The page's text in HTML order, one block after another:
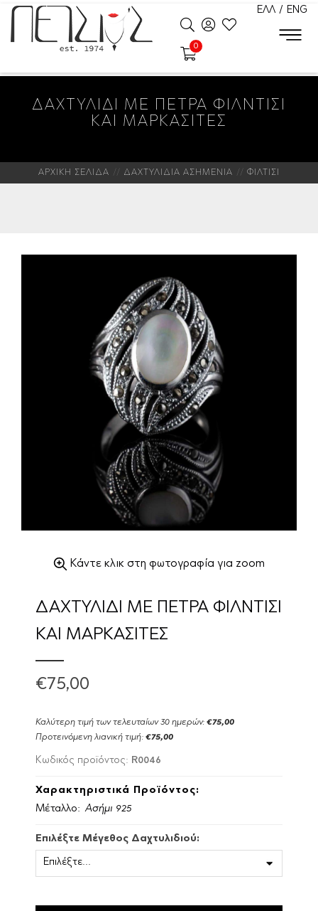
ΕΛΛ / ENG
0
ΔΑΧΤΥΛΙΔΙ ΜΕ ΠΕΤΡΑ ΦΙΛΝΤΙΣΙ
ΚΑΙ ΜΑΡΚΑΣΙΤΕΣ
ΑΡΧΙΚΗ ΣΕΛΙΔΑ ΔΑΧΤΥΛΙΔΙΑ ΑΣΗΜΕΝΙΑ ΦΙΛΤΙΣΙ
Κάντε κλικ στη φωτογραφία για zoom
ΔΑΧΤΥΛΙΔΙ ΜΕ ΠΕΤΡΑ ΦΙΛΝΤΙΣΙ
ΚΑΙ ΜΑΡΚΑΣΙΤΕΣ
€75,00
Καλύτερη τιμή των τελευταίων 30 ημερών: €75,00
Προτεινόμενη λιανική τιμή: €75,00
Κωδικός προϊόντος: R0046
Χαρακτηριστικά Προϊόντος:
Μέταλλο: Ασήμι 925
Επιλέξτε Μέγεθος Δαχτυλιδιού: